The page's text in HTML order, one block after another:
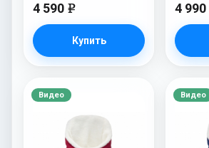
4 590 e
Купить
4 990
Видео Видео